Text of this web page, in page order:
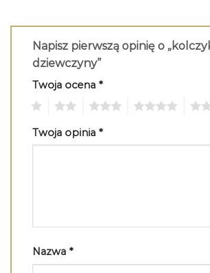
Napisz pierwszą opinię o
dziewczyny”
Twoja ocena *
Twoja opinia *
Nazwa *